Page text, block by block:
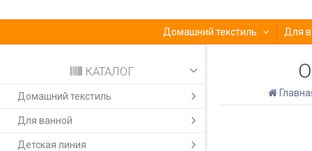
Домашний текстиль Для
КАТАЛОГ
Домашний текстиль
Для ванной
Детская линия